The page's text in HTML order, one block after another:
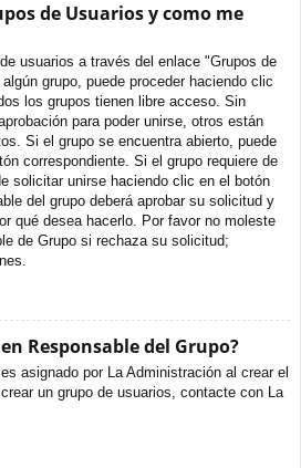
de Usuarios y como me
usuarios a través del enlace "Grupos de
grupo, puede proceder haciendo clic
los grupos tienen libre acceso. Sin
para poder unirse, otros están
Si el grupo se encuentra abierto, puede
correspondiente. Si el grupo requiere de
solicitar unirse haciendo clic en el botón
del grupo deberá aprobar su solicitud y
qué desea hacerlo. Por favor no moleste
de Grupo si rechaza su solicitud;
Responsable del Grupo?
asignado por La Administración al crear el
un grupo de usuarios, contacte con La